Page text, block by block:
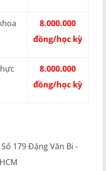
8.000.000
đồng/học kỳ
8.000.000
đồng/học kỳ
179 Đặng Văn Bi -